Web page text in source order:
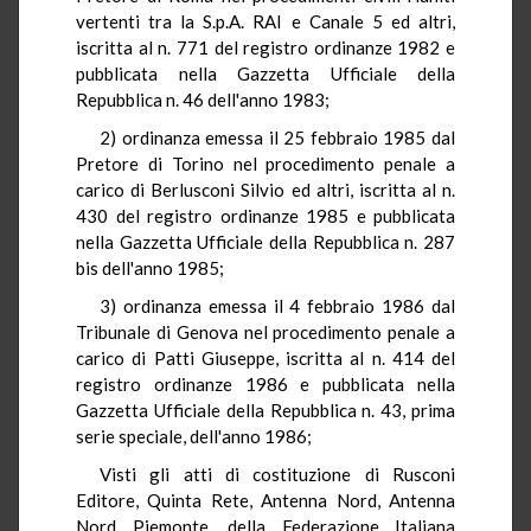
vertenti tra la S.p.A. RAI e Canale 5 ed altri,
iscritta al n. 771 del registro ordinanze 1982 e
pubblicata nella Gazzetta Ufficiale della
Repubblica n. 46 dell'anno 1983;
2) ordinanza emessa il 25 febbraio 1985 dal
Pretore di Torino nel procedimento penale a
carico di Berlusconi Silvio ed altri, iscritta al n.
430 del registro ordinanze 1985 e pubblicata
nella Gazzetta Ufficiale della Repubblica n. 287
bis dell'anno 1985;
3) ordinanza emessa il 4 febbraio 1986 dal
Tribunale di Genova nel procedimento penale a
carico di Patti Giuseppe, iscritta al n. 414 del
registro ordinanze 1986 e pubblicata nella
Gazzetta Ufficiale della Repubblica n. 43, prima
serie speciale, dell'anno 1986;
Visti gli atti di costituzione di Rusconi
Editore, Quinta Rete, Antenna Nord, Antenna
Nord Piemonte, della Federazione Italiana